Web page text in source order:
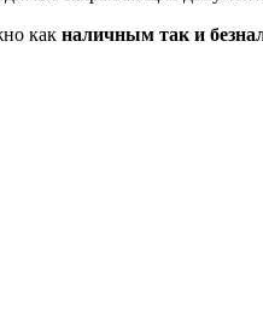
как наличным так и